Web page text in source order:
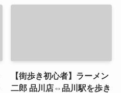
【街歩き初心者】ラーメン
二郎 品川店⇔品川駅を歩き